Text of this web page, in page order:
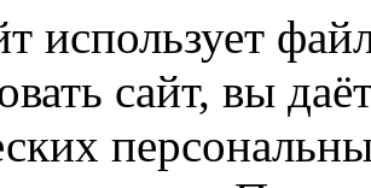
использует
сайт, вы